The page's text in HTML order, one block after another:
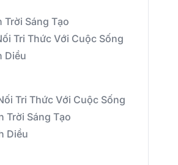
Trời Sáng Tạo
Tri Thức Với Cuộc Sống
Diều
Tri Thức Với Cuộc Sống
Trời Sáng Tạo
Diều